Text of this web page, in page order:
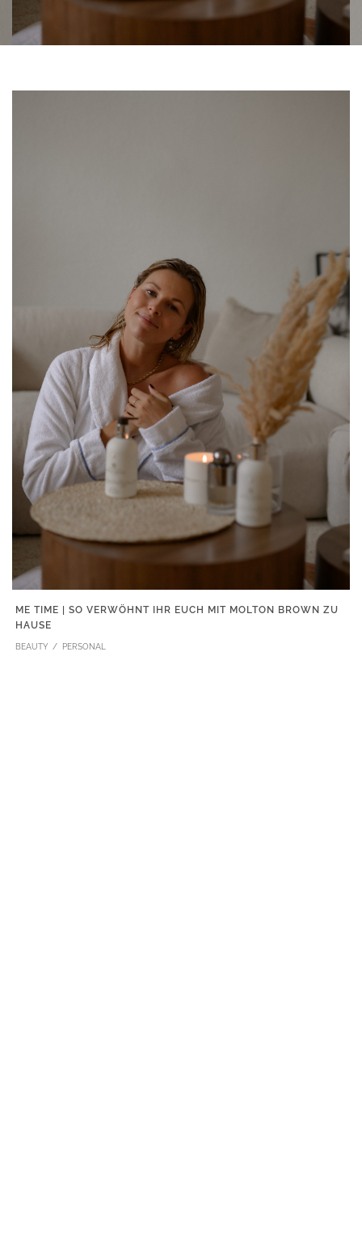
ME TIME | SO VERWÖHNT IHR EUCH MIT MOLTON BROWN ZU
HAUSE
BEAUTY PERSONAL